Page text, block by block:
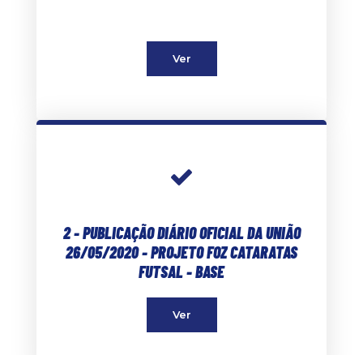
Ver
2 - PUBLICAÇÃO DIÁRIO OFICIAL DA UNIÃO
26/05/2020 - PROJETO FOZ CATARATAS
FUTSAL - BASE
Ver